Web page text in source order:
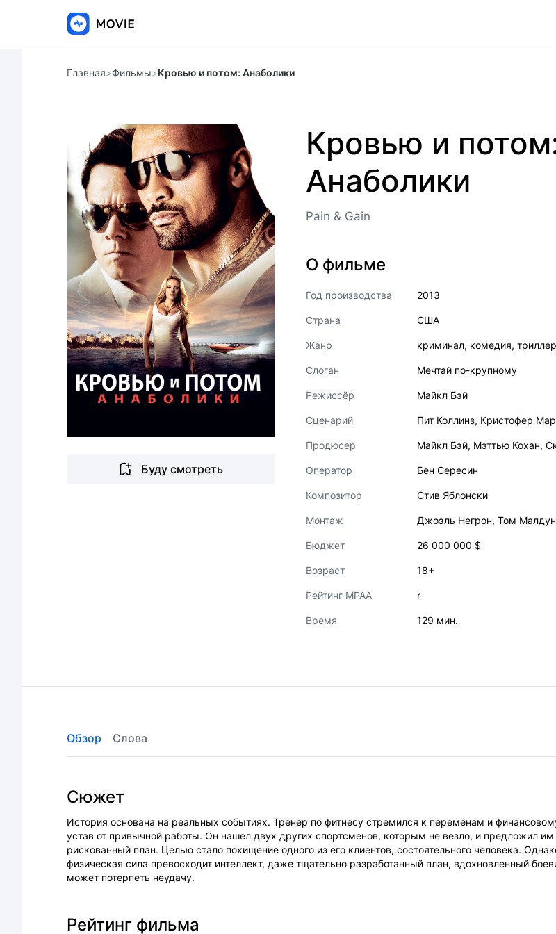
Главная>Фильмы>Кровью и потом: Анаболики
Буду смотреть
Кровью и
Анаболики
Pain & Gain
О фильме
Год производства 2013
Страна США
Жанр криминал, комедия, триллер
Слоган Мечтай по-крупному
Режиссёр Майкл Бэй
Сценарий Пит Коллинз, Кристофер
Продюсер Майкл Бэй, Мэттью Кохан,
Оператор Бен Сересин
Композитор Стив Яблонски
Монтаж Джоэль Негрон, Том Малдун
Бюджет 26 000 000 $
Возраст 18+
Рейтинг MPAA r
Время 129 мин.
Обзор Слова
Сюжет
История основана на реальных событиях. Тренер по фитнесу стремился к переменам и
устав от привычной работы. Он нашел двух других спортсменов, которым не везло, и предложил им
рискованный план. Целью стало похищение одного из его клиентов, состоятельного человека.
физическая сила превосходит интеллект, даже тщательно разработанный план, вдохновленный
может потерпеть неудачу.
Рейтинг фильма